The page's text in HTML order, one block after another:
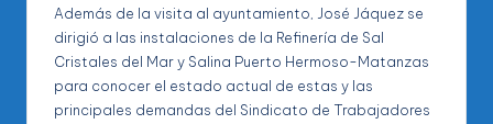
Además de la visita al ayuntamiento, José Jáquez se
dirigió a las instalaciones de la Refinería de Sal
Cristales del Mar y Salina Puerto Hermoso-Matanzas
para conocer el estado actual de estas y las
principales demandas del Sindicato de Trabajadores